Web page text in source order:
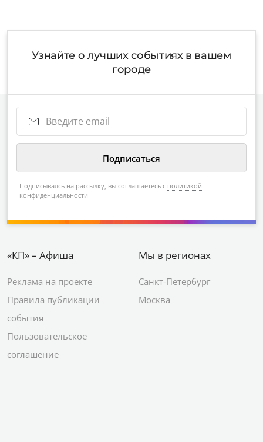
Узнайте о лучших событиях в вашем
городе
Подписываясь на рассылку, вы соглашаетесь с политикой
конфиденциальности
«КП» – Афиша
Реклама на проекте
Правила публикации
события
Пользовательское
соглашение
Мы в регионах
Санкт-Петербург
Москва